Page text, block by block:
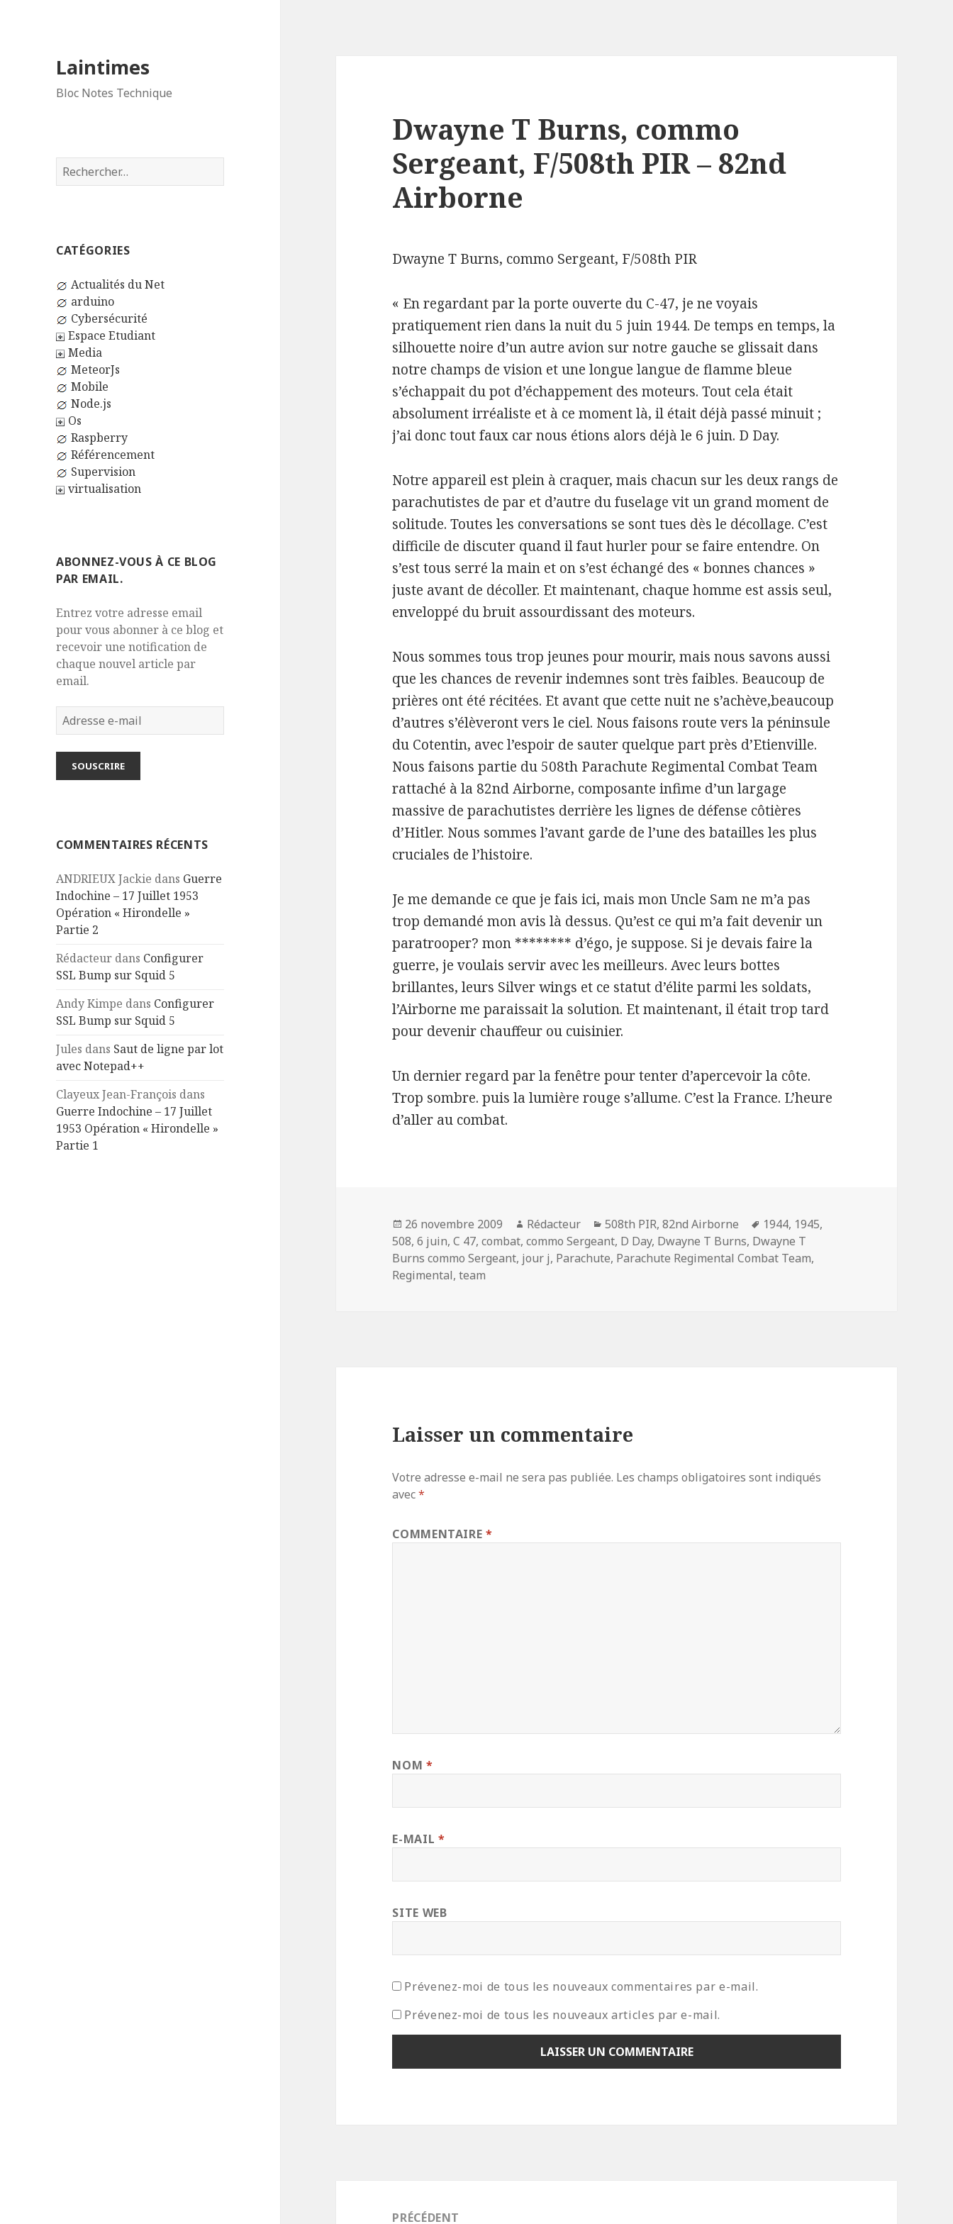
Laintimes
Bloc Notes Technique
Rechercher :
CATÉGORIES
Actualités du Net
arduino
Cybersécurité
Espace Etudiant
Media
MeteorJs
Mobile
Node.js
Os
Raspberry
Référencement
Supervision
virtualisation
ABONNEZ-VOUS À CE BLOG
PAR EMAIL.
Entrez votre adresse email
pour vous abonner à ce blog et
recevoir une notification de
chaque nouvel article par
email.
Adresse
e-
mail
SOUSCRIRE
COMMENTAIRES RÉCENTS
ANDRIEUX Jackie dans Guerre
Indochine – 17 Juillet 1953
Opération « Hirondelle »
Partie 2
Rédacteur dans Configurer
SSL Bump sur Squid 5
Andy Kimpe dans Configurer
SSL Bump sur Squid 5
Jules dans Saut de ligne par lot
avec Notepad++
Clayeux Jean-François dans
Guerre Indochine – 17 Juillet
1953 Opération « Hirondelle »
Partie 1
Dwayne T Burns, commo
Sergeant, F/508th PIR – 82nd
Airborne
Dwayne T Burns, commo Sergeant, F/508th PIR
« En regardant par la porte ouverte du C-47, je ne voyais
pratiquement rien dans la nuit du 5 juin 1944. De temps en temps, la
silhouette noire d’un autre avion sur notre gauche se glissait dans
notre champs de vision et une longue langue de flamme bleue
s’échappait du pot d’échappement des moteurs. Tout cela était
absolument irréaliste et à ce moment là, il était déjà passé minuit ;
j’ai donc tout faux car nous étions alors déjà le 6 juin. D Day.
Notre appareil est plein à craquer, mais chacun sur les deux rangs de
parachutistes de par et d’autre du fuselage vit un grand moment de
solitude. Toutes les conversations se sont tues dès le décollage. C’est
difficile de discuter quand il faut hurler pour se faire entendre. On
s’est tous serré la main et on s’est échangé des « bonnes chances »
juste avant de décoller. Et maintenant, chaque homme est assis seul,
enveloppé du bruit assourdissant des moteurs.
Nous sommes tous trop jeunes pour mourir, mais nous savons aussi
que les chances de revenir indemnes sont très faibles. Beaucoup de
prières ont été récitées. Et avant que cette nuit ne s’achève,beaucoup
d’autres s’élèveront vers le ciel. Nous faisons route vers la péninsule
du Cotentin, avec l’espoir de sauter quelque part près d’Etienville.
Nous faisons partie du 508th Parachute Regimental Combat Team
rattaché à la 82nd Airborne, composante infime d’un largage
massive de parachutistes derrière les lignes de défense côtières
d’Hitler. Nous sommes l’avant garde de l’une des batailles les plus
cruciales de l’histoire.
Je me demande ce que je fais ici, mais mon Uncle Sam ne m’a pas
trop demandé mon avis là dessus. Qu’est ce qui m’a fait devenir un
paratrooper? mon ******** d’égo, je suppose. Si je devais faire la
guerre, je voulais servir avec les meilleurs. Avec leurs bottes
brillantes, leurs Silver wings et ce statut d’élite parmi les soldats,
l’Airborne me paraissait la solution. Et maintenant, il était trop tard
pour devenir chauffeur ou cuisinier.
Un dernier regard par la fenêtre pour tenter d’apercevoir la côte.
Trop sombre. puis la lumière rouge s’allume. C’est la France. L’heure
d’aller au combat.
Publié
le
26 novembre 2009 Auteur
Rédacteur Catégories
508th PIR,82nd Airborne
Mots-
clés
1944, 1945,
508,6 juin,C 47,combat,commo Sergeant, D Day, Dwayne T Burns, Dwayne T
Burns commo Sergeant, jour j, Parachute, Parachute Regimental Combat Team,
Regimental,team
Laisser un commentaire
Votre adresse e-mail ne sera pas publiée. Les champs obligatoires sont indiqués
avec*
COMMENTAIRE*
NOM *
E-MAIL *
SITE WEB
Prévenez-moi de tous les nouveaux commentaires par e-mail.
Prévenez-moi de tous les nouveaux articles par e-mail.
PRÉCÉDENT